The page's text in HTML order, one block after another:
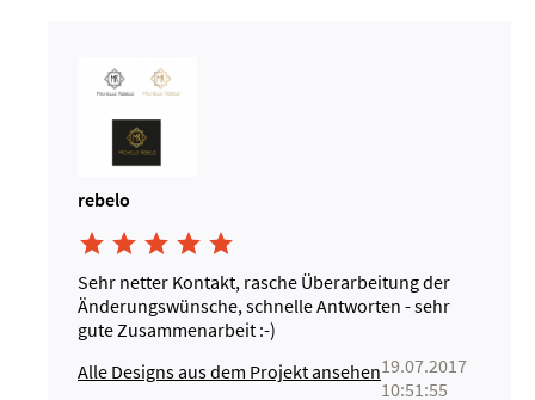
rebelo
    
Sehr netter Kontakt, rasche Überarbeitung der
Änderungswünsche, schnelle Antworten - sehr
gute Zusammenarbeit :-)
Alle Designs aus dem Projekt ansehen19.07.2017
10:51:55